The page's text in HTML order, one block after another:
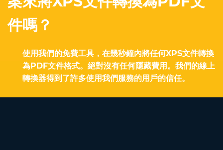
件嗎？
使用我們的免費工具，在幾秒鐘內將任何XPS文件轉換
為PDF文件格式。絕對沒有任何隱藏費用。我們的線上
轉換器得到了許多使用我們服務的用戶的信任。